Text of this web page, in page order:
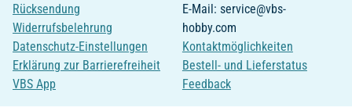
Rücksendung
Widerrufsbelehrung
Datenschutz-Einstellungen
Erklärung zur Barrierefreiheit
VBS App
E-Mail: service@vbs-
hobby.com
Kontaktmöglichkeiten
Bestell- und Lieferstatus
Feedback